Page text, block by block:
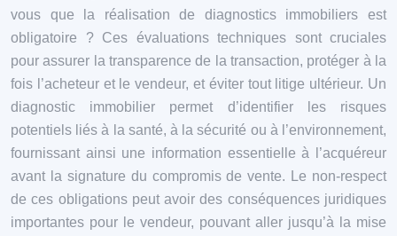
vous que la réalisation de diagnostics immobiliers est
obligatoire ? Ces évaluations techniques sont cruciales
pour assurer la transparence de la transaction, protéger à la
fois l’acheteur et le vendeur, et éviter tout litige ultérieur. Un
diagnostic immobilier permet d’identifier les risques
potentiels liés à la santé, à la sécurité ou à l’environnement,
fournissant ainsi une information essentielle à l’acquéreur
avant la signature du compromis de vente. Le non-respect
de ces obligations peut avoir des conséquences juridiques
importantes pour le vendeur, pouvant aller jusqu’à la mise